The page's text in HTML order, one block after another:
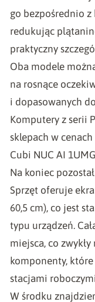
go bezpośrednio
redukując
praktyczny
Oba modele
na rosnące
i dopasowanych
Komputery z serii
sklepach w cenach
Cubi NUC AI
Na koniec
Sprzęt oferuje
60,5 cm), co jest
typu urządzeń.
miejsca, co
komponenty,
stacjami
W środku